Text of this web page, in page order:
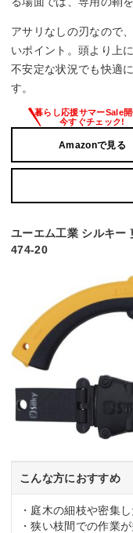
アサリなしの刃なので
いポイント。頭より上
不安定な状況でも快適
す。
Amazonで見る
ユーエム工業 シルキー
474-20
こんな方におすすめ
・庭木の細枝や密集
・狭い枝間での作業が